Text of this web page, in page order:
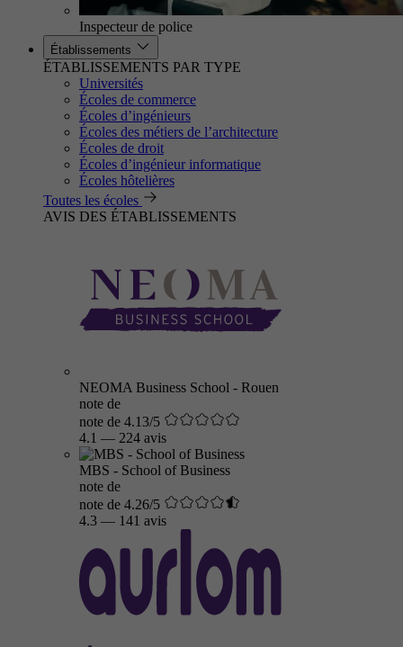
Inspecteur de police
Établissements
ÉTABLISSEMENTS PAR TYPE
Universités
Écoles de commerce
Écoles d’ingénieurs
Écoles des métiers de l’architecture
Écoles de droit
Écoles d’ingénieur informatique
Écoles hôtelières
Toutes les écoles
AVIS DES ÉTABLISSEMENTS
NEOMA Business School - Rouen
note de
note de 4.13/5
4.1 — 224 avis
MBS - School of Business
note de
note de 4.26/5
4.3 — 141 avis